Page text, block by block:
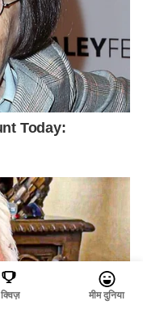
क्विज़ मीम दुनिया